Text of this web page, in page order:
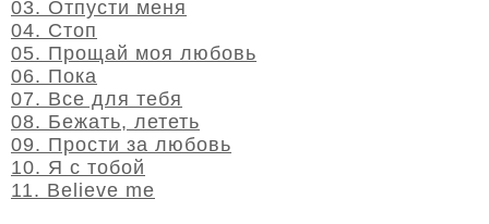
03. Отпусти меня
04. Стоп
05. Прощай моя любовь
06. Пока
07. Все для тебя
08. Бежать, лететь
09. Прости за любовь
10. Я с тобой
11. Believe me